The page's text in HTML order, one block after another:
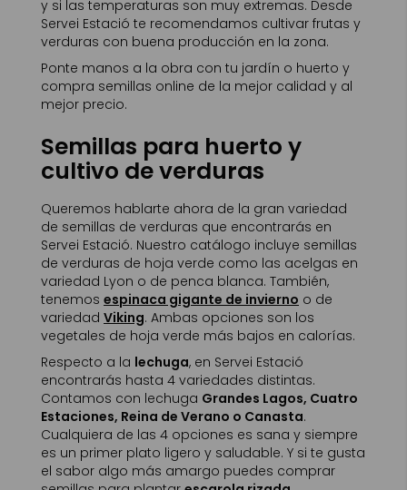
y si las temperaturas son muy extremas. Desde
Servei Estació te recomendamos cultivar frutas y
verduras con buena producción en la zona.
Ponte manos a la obra con tu jardín o huerto y
compra semillas online de la mejor calidad y al
mejor precio.
Semillas para huerto y
cultivo de verduras
Queremos hablarte ahora de la gran variedad
de semillas de verduras que encontrarás en
Servei Estació. Nuestro catálogo incluye semillas
de verduras de hoja verde como las acelgas en
variedad Lyon o de penca blanca. También,
tenemos espinaca gigante de invierno o de
variedad Viking. Ambas opciones son los
vegetales de hoja verde más bajos en calorías.
Respecto a la lechuga, en Servei Estació
encontrarás hasta 4 variedades distintas.
Contamos con lechuga Grandes Lagos, Cuatro
Estaciones, Reina de Verano o Canasta.
Cualquiera de las 4 opciones es sana y siempre
es un primer plato ligero y saludable. Y si te gusta
el sabor algo más amargo puedes comprar